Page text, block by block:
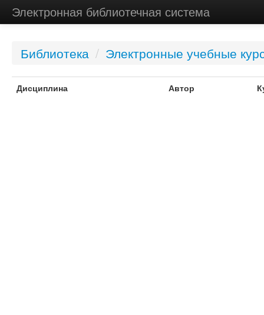
Электронная библиотечная система
Библиотека / Электронные учебные
Дисциплина Автор